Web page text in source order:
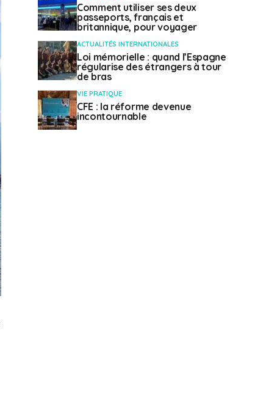
Comment utiliser ses deux
passeports, français et
britannique, pour voyager
ACTUALITÉS INTERNATIONALES
Loi mémorielle : quand l’Espagne
régularise des étrangers à tour
de bras
VIE PRATIQUE
CFE : la réforme devenue
incontournable